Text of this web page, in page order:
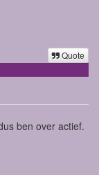
Quote
ben over actief.